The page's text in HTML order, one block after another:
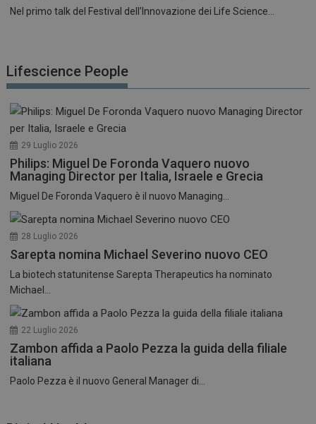
Nel primo talk del Festival dell’Innovazione dei Life Science...
Lifescience People
29 Luglio 2026
Philips: Miguel De Foronda Vaquero nuovo
Managing Director per Italia, Israele e Grecia
Miguel De Foronda Vaquero è il nuovo Managing...
28 Luglio 2026
Sarepta nomina Michael Severino nuovo CEO
La biotech statunitense Sarepta Therapeutics ha nominato
Michael...
22 Luglio 2026
Zambon affida a Paolo Pezza la guida della filiale
italiana
Paolo Pezza è il nuovo General Manager di...